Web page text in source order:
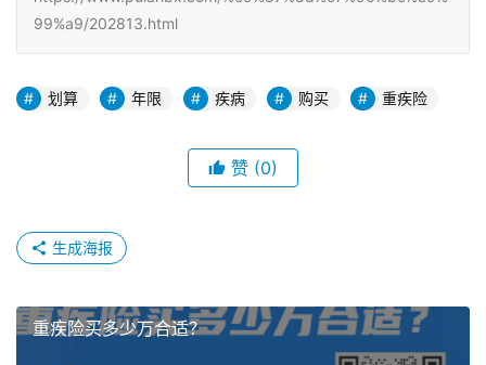
99%a9/202813.html
划算 年限 疾病 购买 重疾险
赞 (0)
生成海报
重疾险买多少万合适？